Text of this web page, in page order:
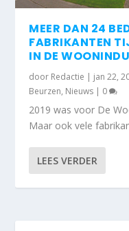
MEER DAN 24
FABRIKANTEN
IN DE
door Redactie | jan 22,
Beurzen, Nieuws | 0
2019 was voor De
Maar ook vele
LEES VERDER